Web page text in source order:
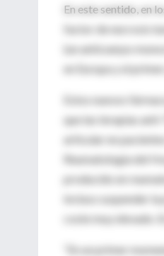
En este sentido, en
factor de necrosis
(un anticuerpo
en Europa y el
Estos nuevos
que las terapias
articular en
Reumatología del
producido en
incluso suspender
coste muy elevado.
“En un primer